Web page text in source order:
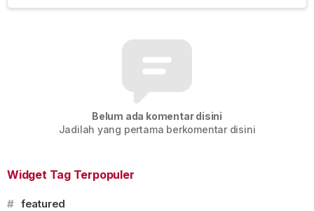
Belum ada komentar disini
Jadilah yang pertama berkomentar disini
Widget Tag Terpopuler
# featured